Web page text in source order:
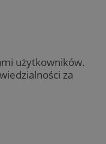
użytkowników.
za